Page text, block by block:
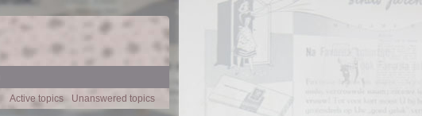
Active topics Unanswered topics